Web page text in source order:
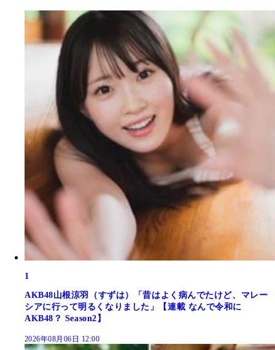
1
AKB48山根涼羽（すずは）「昔はよく病んでたけど、マレー
シアに行って明るくなりました」【連載 なんで令和に
AKB48？ Season2】
2026年08月06日 12:00